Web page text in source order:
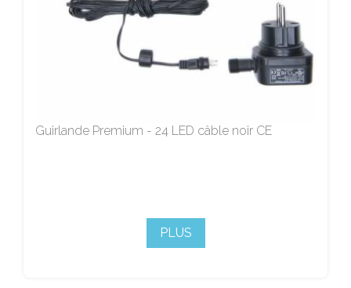
Guirlande Premium - 24 LED câble noir CE
PLUS